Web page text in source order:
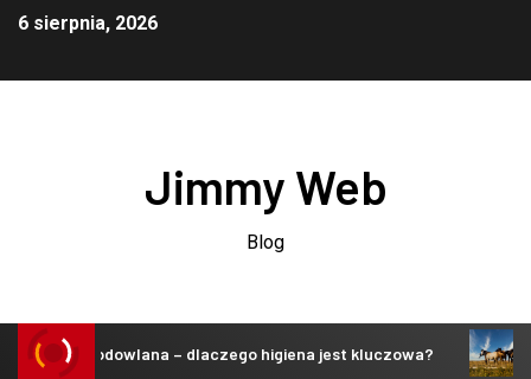
6 sierpnia, 2026
Jimmy Web
Blog
hodowlana – dlaczego higiena jest kluczowa?